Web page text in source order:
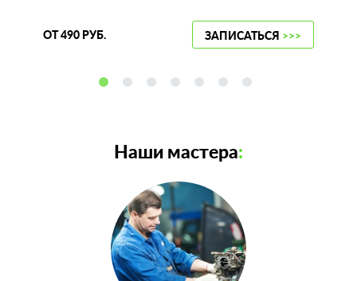
ОТ 490 РУБ. ЗАПИСАТЬСЯ >>>
Наши мастера: